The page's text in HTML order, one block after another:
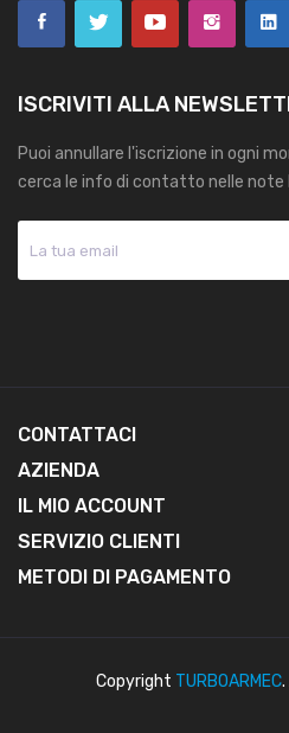
ISCRIVITI ALLA
Puoi annullare l'iscrizione in ogni
cerca le info di contatto nelle note
CONTATTACI
AZIENDA
IL MIO ACCOUNT
SERVIZIO CLIENTI
METODI DI PAGAMENTO
Copyright TURBOARMEC.